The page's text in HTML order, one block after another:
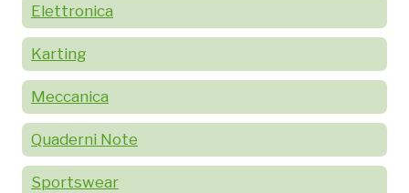
Elettronica
Karting
Meccanica
Quaderni Note
Sportswear